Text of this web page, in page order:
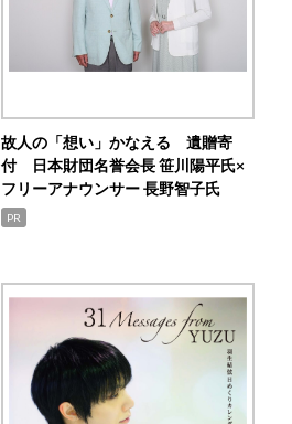
故人の「想い」かなえる 遺贈寄
付 日本財団名誉会長 笹川陽平氏×
フリーアナウンサー 長野智子氏
PR